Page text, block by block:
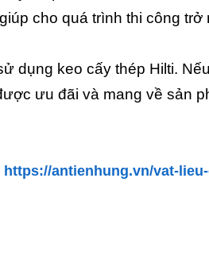
cho quá trình thi công trở
dụng keo cấy thép Hilti.
ưu đãi và mang về sản
https://antienhung.vn/vat-